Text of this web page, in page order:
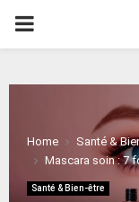
PRIMARY
Home
Santé &
Mascara soin : 7
Santé & Bien-être